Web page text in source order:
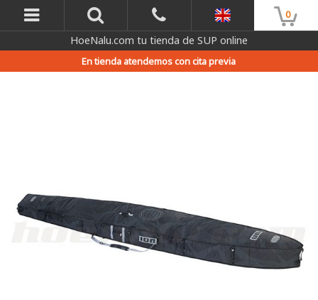
0
HoeNalu.com tu tienda de SUP online
En tienda atendemos con cita previa